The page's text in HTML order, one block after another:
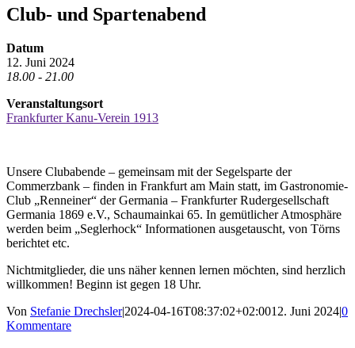
Club- und Spartenabend
Datum
12. Juni 2024
18.00 - 21.00
Veranstaltungsort
Frankfurter Kanu-Verein 1913
Unsere Clubabende – gemeinsam mit der Segelsparte der
Commerzbank – finden in Frankfurt am Main statt, im Gastronomie-
Club „Renneiner“ der Germania – Frankfurter Rudergesellschaft
Germania 1869 e.V., Schaumainkai 65. In gemütlicher Atmosphäre
werden beim „Seglerhock“ Informationen ausgetauscht, von Törns
berichtet etc.
Nichtmitglieder, die uns näher kennen lernen möchten, sind herzlich
willkommen! Beginn ist gegen 18 Uhr.
Von Stefanie Drechsler|2024-04-16T08:37:02+02:0012. Juni 2024|0
Kommentare